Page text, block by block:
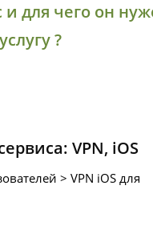
для чего он
?
VPN, iOS
> VPN iOS для